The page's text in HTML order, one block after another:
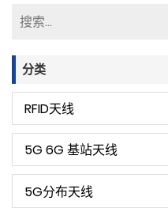
分类
RFID天线
5G 6G 基站天线
5G分布天线